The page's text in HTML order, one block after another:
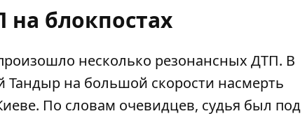
блокпостах
несколько резонансных ДТП. В
Тандыр на большой скорости насмерть
По словам очевидцев, судья был под